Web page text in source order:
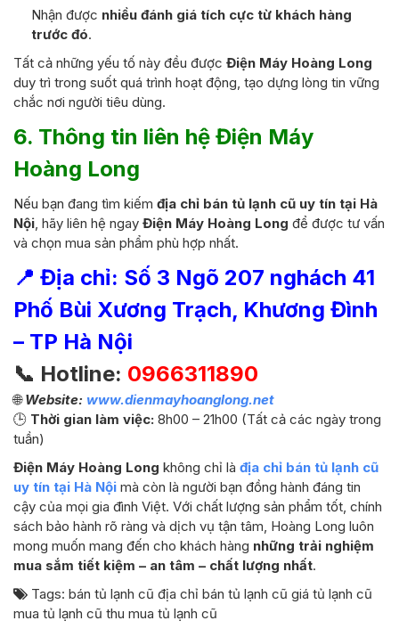
Nhận được nhiều đánh giá tích cực từ khách hàng
trước đó.
Tất cả những yếu tố này đều được Điện Máy Hoàng Long
duy trì trong suốt quá trình hoạt động, tạo dựng lòng tin vững
chắc nơi người tiêu dùng.
6. Thông tin liên hệ Điện Máy
Hoàng Long
Nếu bạn đang tìm kiếm địa chỉ bán tủ lạnh cũ uy tín tại Hà
Nội, hãy liên hệ ngay Điện Máy Hoàng Long để được tư vấn
và chọn mua sản phẩm phù hợp nhất.
📍 Địa chỉ: Số 3 Ngõ 207 nghách 41
Phố Bùi Xương Trạch, Khương Đình
– TP Hà Nội
📞 Hotline: 0966311890
🌐Website: www.dienmayhoanglong.net
🕒 Thời gian làm việc: 8h00 – 21h00 (Tất cả các ngày trong
tuần)
Điện Máy Hoàng Long không chỉ là địa chỉ bán tủ lạnh cũ
uy tín tại Hà Nội mà còn là người bạn đồng hành đáng tin
cậy của mọi gia đình Việt. Với chất lượng sản phẩm tốt, chính
sách bảo hành rõ ràng và dịch vụ tận tâm, Hoàng Long luôn
mong muốn mang đến cho khách hàng những trải nghiệm
mua sắm tiết kiệm – an tâm – chất lượng nhất.
Tags: bán tủ lạnh cũ địa chỉ bán tủ lạnh cũ giá tủ lạnh cũ
mua tủ lạnh cũ thu mua tủ lạnh cũ